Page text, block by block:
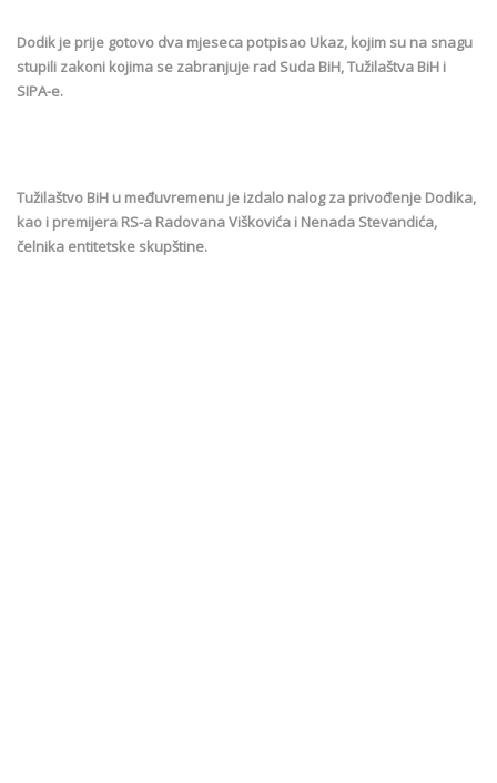
Dodik je prije gotovo dva mjeseca potpisao Ukaz, kojim su na snagu
stupili zakoni kojima se zabranjuje rad Suda BiH, Tužilaštva BiH i
SIPA-e.
Tužilaštvo BiH u međuvremenu je izdalo nalog za privođenje Dodika,
kao i premijera RS-a Radovana Viškovića i Nenada Stevandića,
čelnika entitetske skupštine.